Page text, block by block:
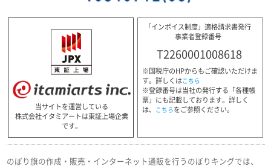
当サイトを運営している
株式会社イタミアートは東証上場企業
です。
「インボイス制度」適格請求書発行
事業者登録番号
T2260001008618
※国税庁のHPからもご確認いただけま
す。詳しくはこちら
※登録番号は当社の発行する「各種帳
票」にも記載しております。詳しく
は、 こちらをご参照ください。
のぼり旗の作成・販売・インターネット通販を行うのぼりキングでは、